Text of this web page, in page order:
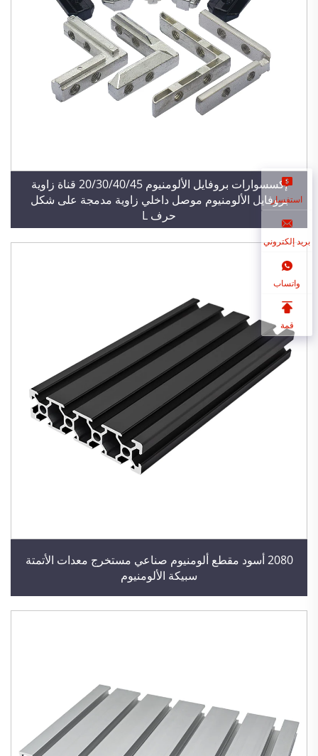
إكسسوارات بروفايل الألومنيوم 20/30/40/45 قناة زاوية
بروفايل الألومنيوم موصل داخلي زاوية مدمجة على شكل
حرف L
2080 أسود مقطع ألومنيوم صناعي مستخرج معدات الأتمتة
سبيكة الألومنيوم
استفسار
بريد إلكتروني
واتساب
قمة